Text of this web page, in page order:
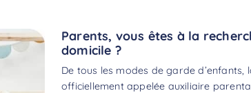
Parents, vous êtes à la
domicile ?
De tous les modes de garde d’enfants,
officiellement appelée auxiliaire